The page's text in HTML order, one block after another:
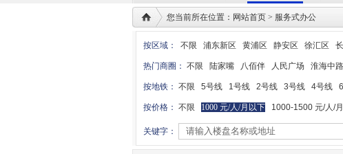
您当前所在位置：网站首页 > 服务式办公
按区域： 不限 浦东新区 黄浦区 静安区 徐汇区
热门商圈： 不限 陆家嘴 八佰伴 人民广场 淮海中路
按地铁： 不限 5号线 1号线 2号线 3号线 4号线
按价格： 不限 1000 元/人/月以下 1000-1500 元/人/月
关键字：